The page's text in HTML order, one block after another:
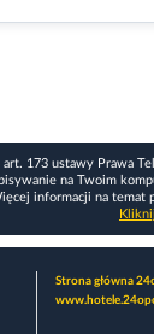
art. 173 ustawy Prawa
na Twoim
informacji na temat
Strona główna